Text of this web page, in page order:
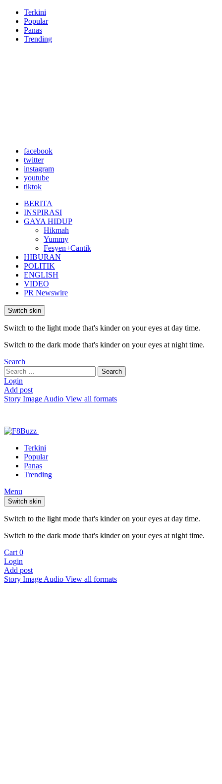
Terkini
Popular
Panas
Trending
facebook
twitter
instagram
youtube
tiktok
BERITA
INSPIRASI
GAYA HIDUP
Hikmah
Yummy
Fesyen+Cantik
HIBURAN
POLITIK
ENGLISH
VIDEO
PR Newswire
Switch skin
Switch to the light mode that's kinder on your eyes at day time.
Switch to the dark mode that's kinder on your eyes at night time.
Search
Search
for:
Search
Login
Add post
Story Image Audio View all formats
Terkini
Popular
Panas
Trending
Menu
Switch skin
Switch to the light mode that's kinder on your eyes at day time.
Switch to the dark mode that's kinder on your eyes at night time.
Cart 0
Login
Add post
Story Image Audio View all formats